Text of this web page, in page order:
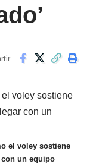
el voley sostiene
un equipo